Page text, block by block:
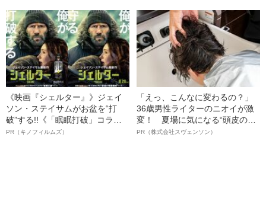
語る”《日本興収70億円突破》
《映画『シェルター』》ジェイ
ソン・ステイサムがお盆を“打
破”する!!《「眠眠打破」コラ
ボ》
PR（キノフィルムズ）
「えっ、こんなに変わるの？」
36歳男性ライターのニオイが激
変！ 夏場に気になる“頭皮のニ
オイ”や“ベタつき”を解消す
PR（株式会社スヴェンソン）